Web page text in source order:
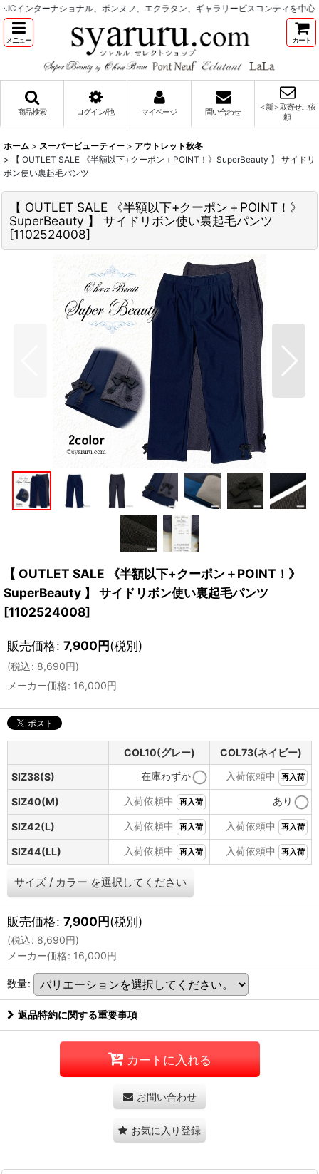
ンターナショナル、ポンヌフ、エクラタン、ギャラリービスコンティを中心と
メニュー カート
商品検索 ログイン/他 マイページ 問い合わせ
＜新＞取寄せご依
頼
ホーム > スーパービューティー > アウトレット秋冬
>
【 OUTLET SALE 《半額以下+クーポン＋POINT！》SuperBeauty 】 サイドリ
ボン使い裏起毛パンツ
【 OUTLET SALE 《半額以下+クーポン＋POINT！》
SuperBeauty 】 サイドリボン使い裏起毛パンツ
[1102524008]
【 OUTLET SALE 《半額以下+クーポン＋POINT！》
SuperBeauty 】 サイドリボン使い裏起毛パンツ
[1102524008]
販売価格: 7,900円(税別)
(税込: 8,690円)
メーカー価格: 16,000円
COL10(グレー)
COL73(ネイビー)
SIZ38(S)
在庫わずか 入荷依頼中 再入荷
SIZ40(M) 入荷依頼中 再入荷 あり
SIZ42(L) 入荷依頼中 再入荷 入荷依頼中 再入荷
SIZ44(LL) 入荷依頼中 再入荷 入荷依頼中 再入荷
サイズ / カラー を選択してください
販売価格: 7,900円(税別)
(税込: 8,690円)
メーカー価格: 16,000円
数量:
返品特約に関する重要事項
カートに入れる
お問い合わせ
お気に入り登録